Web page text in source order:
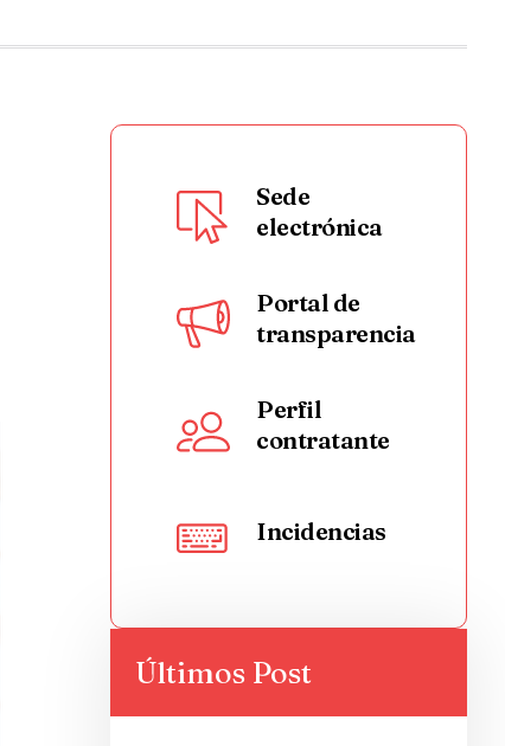
Sede
electrónica
Portal de
transparencia
Perfil
contratante
Incidencias
Últimos Post